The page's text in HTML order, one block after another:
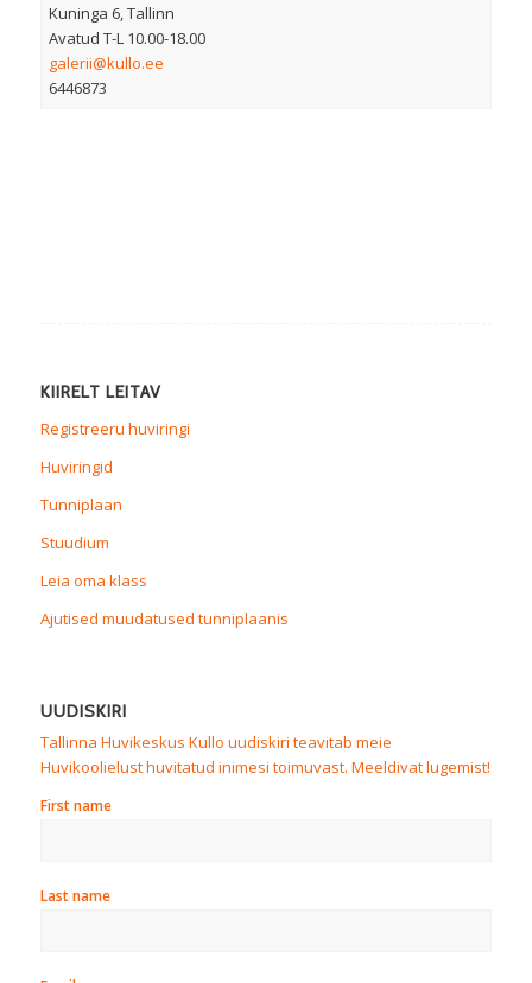
Kuninga 6, Tallinn
Avatud T-L 10.00-18.00
galerii@kullo.ee
6446873
KIIRELT LEITAV
Registreeru huviringi
Huviringid
Tunniplaan
Stuudium
Leia oma klass
Ajutised muudatused tunniplaanis
UUDISKIRI
Tallinna Huvikeskus Kullo uudiskiri teavitab meie
Huvikoolielust huvitatud inimesi toimuvast. Meeldivat lugemist!
First name
Last name